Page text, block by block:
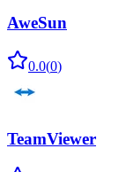
AweSun
0.0(0)
TeamViewer